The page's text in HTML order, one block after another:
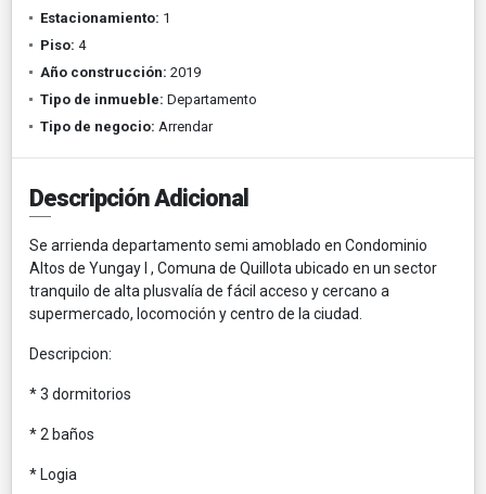
Estacionamiento: 1
Piso: 4
Año construcción: 2019
Tipo de inmueble: Departamento
Tipo de negocio: Arrendar
Descripción Adicional
Se arrienda departamento semi amoblado en Condominio
Altos de Yungay I , Comuna de Quillota ubicado en un sector
tranquilo de alta plusvalía de fácil acceso y cercano a
supermercado, locomoción y centro de la ciudad.
Descripcion:
* 3 dormitorios
* 2 baños
* Logia